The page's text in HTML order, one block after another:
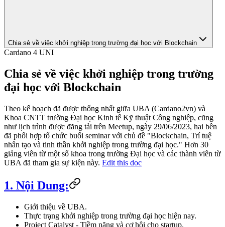
Chia sẻ về việc khởi nghiệp trong trường đại học với Blockchain
Cardano 4 UNI
Chia sẻ về việc khởi nghiệp trong trường
đại học với Blockchain
Theo kế hoạch đã được thống nhất giữa UBA (Cardano2vn) và
Khoa CNTT trường Đại học Kinh tế Kỹ thuật Công nghiệp, cũng
như lịch trình được đăng tải trên Meetup, ngày 29/06/2023, hai bên
đã phối hợp tổ chức buổi seminar với chủ đề "Blockchain, Trí tuệ
nhân tạo và tinh thần khởi nghiệp trong trường đại học." Hơn 30
giảng viên từ một số khoa trong trường Đại học và các thành viên từ
UBA đã tham gia sự kiện này. Edit this doc
1. Nội Dung:
Giới thiệu về UBA.
Thực trạng khởi nghiệp trong trường đại học hiện nay.
Project Catalyst - Tiềm năng và cơ hội cho startup.